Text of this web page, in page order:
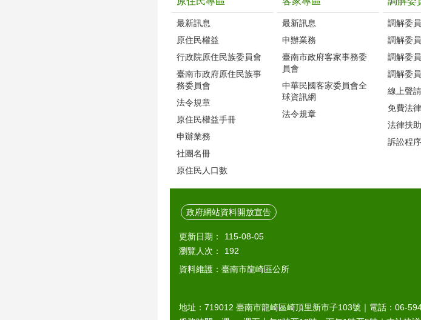
最新訊息
原住民權益
行政院原住民族委員會
臺南市政府原住民族事
務委員會
法令規章
原住民權益手冊
申辦業務
社團名冊
原住民人口數
最新訊息
申辦業務
臺南市政府客家事務委
員會
中華民國客家委員會全
球資訊網
法令規章
調解委
調解委
調解委
調解委
線上聲
免費法
法律扶
訴訟程
政府網站資料開放宣告
更新日期：
115-08-05
瀏覽人次：
192
資料維護：臺南市龍崎區公所
地址：719012 臺南市龍崎區崎頂里新市子103號｜電話：06-